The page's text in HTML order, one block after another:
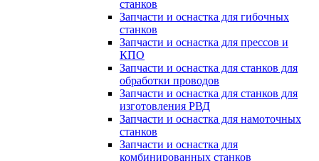
станков
Запчасти и оснастка для гибочных
станков
Запчасти и оснастка для прессов и
КПО
Запчасти и оснастка для станков для
обработки проводов
Запчасти и оснастка для станков для
изготовления РВД
Запчасти и оснастка для намоточных
станков
Запчасти и оснастка для
комбинированных станков